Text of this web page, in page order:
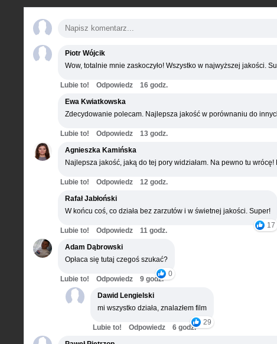
Piotr Wójcik
Wow, totalnie mnie zaskoczyło! Wszystko w najwyższej jakości.
Lubie to! Odpowiedz
16 godz.
Ewa Kwiatkowska
Zdecydowanie polecam. Najlepsza jakość w porównaniu do
Lubie to! Odpowiedz
13 godz.
Agnieszka Kamińska
Najlepsza jakość, jaką do tej pory widziałam. Na pewno tu
Lubie to! Odpowiedz
12 godz.
Rafał Jabłoński
W końcu coś, co działa bez zarzutów i w świetnej jakości. Super!
17
Lubie to! Odpowiedz
11 godz.
Adam Dąbrowski
Opłaca się tutaj czegoś szukać?
0
Lubie to! Odpowiedz
9 godz.
Dawid Lengielski
mi wszystko działa, znalazłem film
29
Lubie to! Odpowiedz
6 godz.